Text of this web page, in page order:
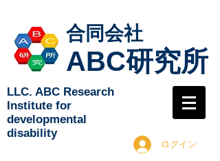
合同会社
ABC研究所
LLC. ABC Research
Institute for
developmental
disability
ログイン